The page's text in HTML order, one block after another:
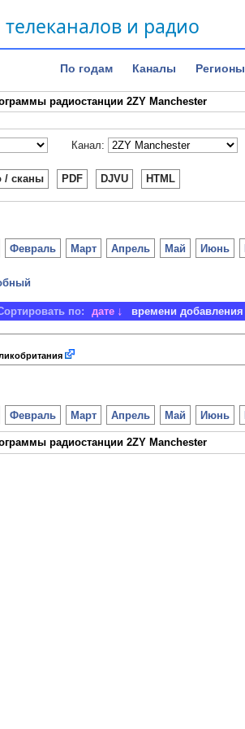
и радио
По годам Каналы Регионы
радиостанции 2ZY Manchester
Канал:
/ сканы PDF DJVU HTML
Февраль Март Апрель Май Июнь
по: дате времени добавления
Февраль Март Апрель Май Июнь
радиостанции 2ZY Manchester